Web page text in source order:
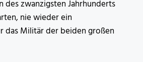
des zwanzigsten Jahrhunderts
nie wieder ein
das Militär der beiden großen